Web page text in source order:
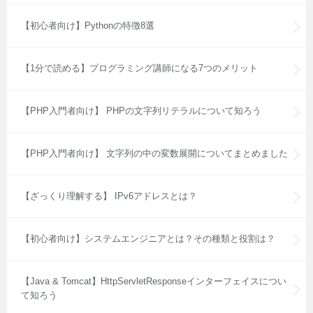
【初心者向け】Pythonの特徴8選
【1分で読める】プログラミング講師になる7つのメリット
【PHP入門者向け】 PHPの文字列リテラルについて知ろう
【PHP入門者向け】 文字列の中の変数展開についてまとめました
【ざっくり理解する】 IPv6アドレスとは？
【初心者向け】システムエンジニアとは？その種類と役割は？
【Java & Tomcat】HttpServletResponseインターフェイスについ
て知ろう